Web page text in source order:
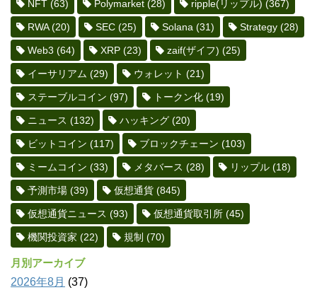
NFT (63) Polymarket (28) ripple(リップル) (367)
RWA(20) SEC (25) Solana (31) Strategy (28)
Web3 (64) XRP (23) zaif(ザイフ) (25)
イーサリアム (29) ウォレット (21)
ステーブルコイン (97) トークン化 (19)
ニュース (132) ハッキング (20)
ビットコイン (117) ブロックチェーン (103)
ミームコイン (33) メタバース (28) リップル (18)
予測市場 (39) 仮想通貨 (845)
仮想通貨ニュース (93) 仮想通貨取引所 (45)
機関投資家 (22) 規制 (70)
月別アーカイブ
2026年8月 (37)